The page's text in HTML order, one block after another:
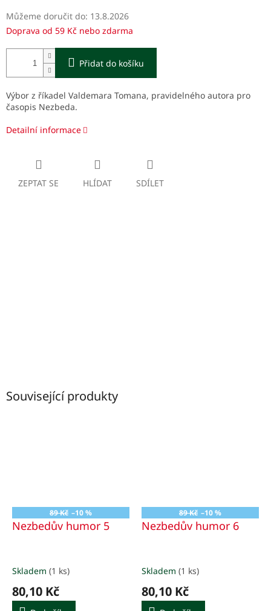
Můžeme doručit do: 13.8.2026
Doprava od 59 Kč nebo zdarma
Přidat do košíku
Výbor z říkadel Valdemara Tomana, pravidelného autora pro
časopis Nezbeda.
Detailní informace
ZEPTAT SE HLÍDAT SDÍLET
Související produkty
89 Kč –10 %
Nezbedův humor 5
Skladem (1 ks)
80,10 Kč
89 Kč –10 %
Nezbedův humor 6
Skladem (1 ks)
80,10 Kč